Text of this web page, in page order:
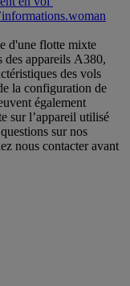
woman
d'une flotte mixte
des appareils A380,
des vols
la configuration de
également
sur l’appareil utilisé
sur nos
nous contacter avant